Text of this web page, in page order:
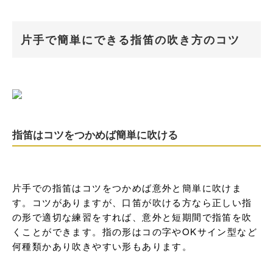
片手で簡単にできる指笛の吹き方のコツ
指笛はコツをつかめば簡単に吹ける
片手での指笛はコツをつかめば意外と簡単に吹けま
す。コツがありますが、口笛が吹ける方なら正しい指
の形で適切な練習をすれば、意外と短期間で指笛を吹
くことができます。指の形はコの字やOKサイン型など
何種類かあり吹きやすい形もあります。